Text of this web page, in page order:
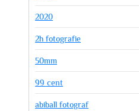
2020
2h fotografie
50mm
99 cent
abiball fotograf